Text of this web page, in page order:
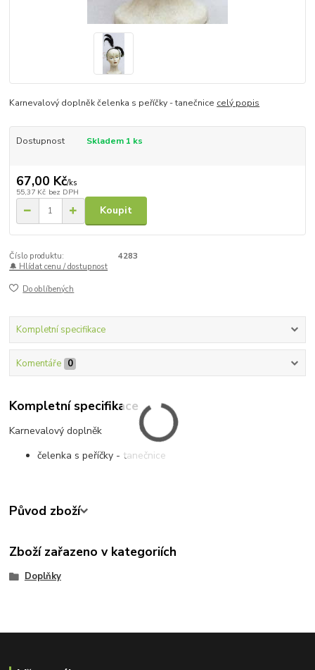
Karnevalový doplněk čelenka s peříčky - tanečnice celý popis
Dostupnost Skladem 1 ks
67,00 Kč/ks
55,37 Kč bez DPH
Koupit
Číslo produktu:
4283
🔔 Hlídat cenu / dostupnost
Do oblíbených
Kompletní specifikace
Komentáře 0
Kompletní specifikace
Karnevalový doplněk
čelenka s peříčky - tanečnice
Původ zboží
Zboží zařazeno v kategoriích
Doplňky